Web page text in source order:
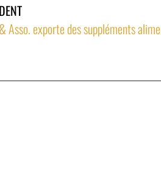
Asso. exporte des suppléments